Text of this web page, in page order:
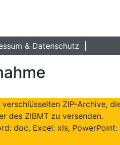
& Datenschutz
ZIP-Archive,
des ZIBMT zu versenden.
doc, Excel: xls,